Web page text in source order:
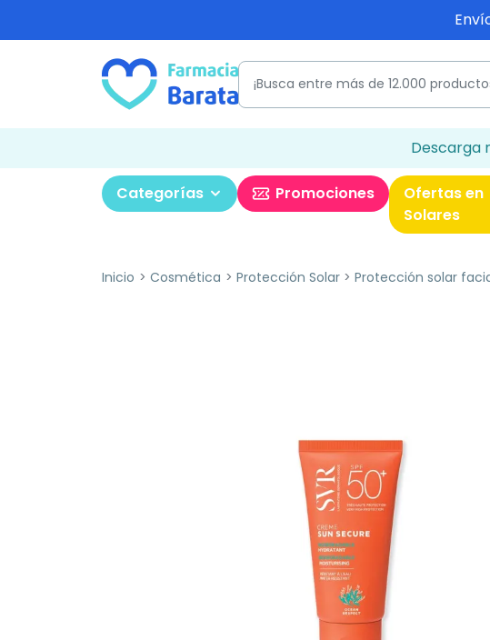
Descarga
Categorías Promociones
Ofertas en
Solares
Inicio Cosmética Protección Solar Protección solar